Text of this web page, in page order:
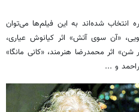
انتخاب شده‌اند به این فیلم‌ها می‌توان
«آن سوی آتش» اثر کیانوش عیاری،
شن» اثر محمدرضا هنرمند، «کانی مانگا»
و ...